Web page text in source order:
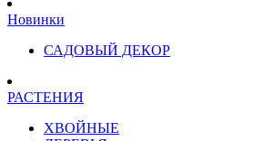
Новинки
САДОВЫЙ ДЕКОР
РАСТЕНИЯ
ХВОЙНЫЕ